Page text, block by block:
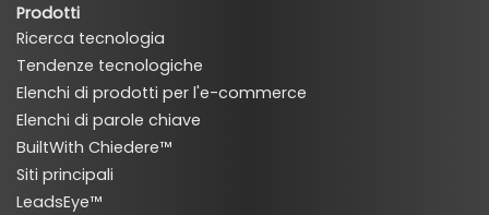
Prodotti
Ricerca tecnologia
Tendenze tecnologiche
Elenchi di prodotti per l'e-commerce
Elenchi di parole chiave
BuiltWith Chiedere™
Siti principali
LeadsEye™